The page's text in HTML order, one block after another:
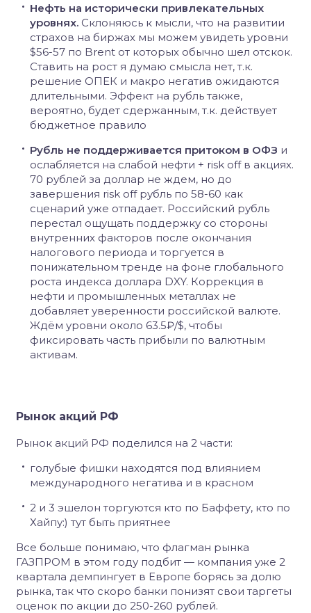
Нефть на исторически привлекательных
уровнях. Склоняюсь к мысли, что на развитии
страхов на биржах мы можем увидеть уровни
$56-57 по Brent от которых обычно шел отскок.
Ставить на рост я думаю смысла нет, т.к.
решение ОПЕК и макро негатив ожидаются
длительными. Эффект на рубль также,
вероятно, будет сдержанным, т.к. действует
бюджетное правило
Рубль не поддерживается притоком в ОФЗ и
ослабляется на слабой нефти + risk off в акциях.
70 рублей за доллар не ждем, но до
завершения risk off рубль по 58-60 как
сценарий уже отпадает. Российский рубль
перестал ощущать поддержку со стороны
внутренних факторов после окончания
налогового периода и торгуется в
понижательном тренде на фоне глобального
роста индекса доллара DXY. Коррекция в
нефти и промышленных металлах не
добавляет уверенности российской валюте.
Ждём уровни около 63.5₽/$, чтобы
фиксировать часть прибыли по валютным
активам.
Рынок акций РФ
Рынок акций РФ поделился на 2 части:
голубые фишки находятся под влиянием
международного негатива и в красном
2 и 3 эшелон торгуются кто по Баффету, кто по
Хайпу:) тут быть приятнее
Все больше понимаю, что флагман рынка
ГАЗПРОМ в этом году подбит — компания уже 2
квартала демпингует в Европе борясь за долю
рынка, так что скоро банки понизят свои таргеты
оценок по акции до 250-260 рублей.